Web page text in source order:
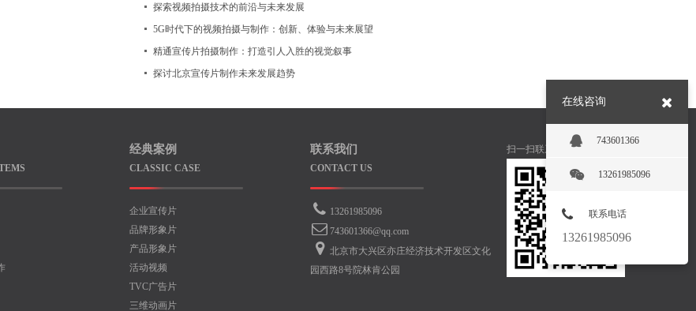
探索视频拍摄技术的前沿与未来发展
5G时代下的视频拍摄与制作：创新、体验与未来展望
精通宣传片拍摄制作：打造引人入胜的视觉叙事
探讨北京宣传片制作未来发展趋势
经典案例
CLASSIC CASE
企业宣传片
品牌形象片
产品形象片
活动视频
TVC广告片
三维动画片
联系我们
CONTACT US
13261985096
743601366@qq.com
北京市大兴区亦庄经济技术开发区文化
园西路8号院林肯公园
扫一扫联系我们
在线咨询
743601366
13261985096
联系电话
13261985096